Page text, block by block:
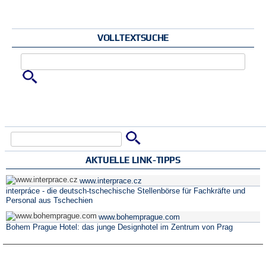
VOLLTEXTSUCHE
AKTUELLE LINK-TIPPS
www.interprace.cz
interpráce - die deutsch-tschechische Stellenbörse für Fachkräfte und
Personal aus Tschechien
www.bohemprague.com
Bohem Prague Hotel: das junge Designhotel im Zentrum von Prag